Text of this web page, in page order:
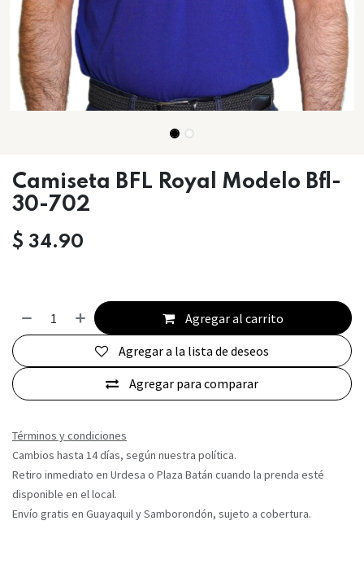
Camiseta BFL Royal Modelo Bfl-
30-702
$ 34.90
Agregar al carrito
Agregar para comparar
Agregar a la lista de deseos
Términos y condiciones
Cambios hasta 14 días, según nuestra política.
Retiro inmediato en Urdesa o Plaza Batán cuando la prenda esté
disponible en el local.
Envío gratis en Guayaquil y Samborondón, sujeto a cobertura.